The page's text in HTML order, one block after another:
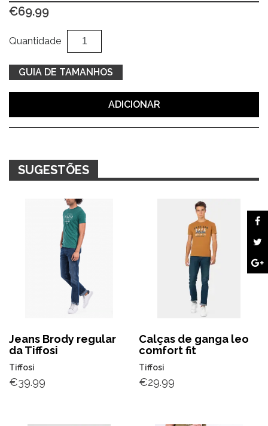
€69.99
Quantidade
Quantidade
de
Jeans
stretch
cinza
GUIA DE TAMANHOS
ADICIONAR
SUGESTÕES
Jeans Brody regular
da Tiffosi
Tiffosi
€39.99
Calças de ganga leo
comfort fit
Tiffosi
€29.99